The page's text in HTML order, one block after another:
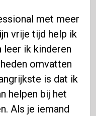
met meer
vrije tijd help ik
leer ik kinderen
omvatten
is dat ik
helpen bij het
Als je iemand